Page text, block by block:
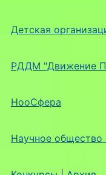
Детская
РДДМ "Движение
НооСфера
Научное